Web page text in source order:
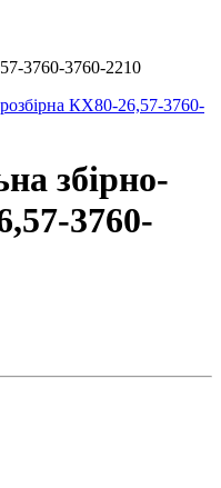
3760-3760-2210
збірно-
3760-